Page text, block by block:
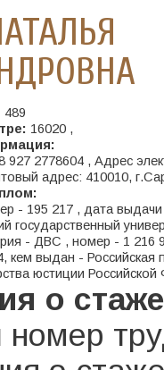
489
16020 ,
2778604 , Адрес
адрес: 410010,
- 195 217 , дата
государственный
- ДВС , номер - 1 216
кем выдан - Российская
юстиции
о